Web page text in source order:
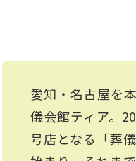
愛知・名古屋を
儀会館ティア。
号店となる「葬